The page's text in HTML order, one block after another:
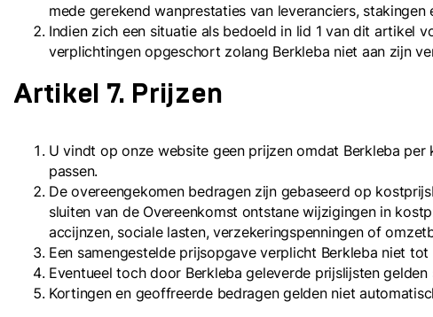
mede gerekend wanprestaties van leveranciers,
Indien zich een situatie als bedoeld in lid 1 van dit artikel
verplichtingen opgeschort zolang Berkleba niet aan zijn
Artikel 7. Prijzen
U vindt op onze website geen prijzen omdat Berkleba
passen.
De overeengekomen bedragen zijn gebaseerd op
sluiten van de Overeenkomst ontstane wijzigingen in
accijnzen, sociale lasten, verzekeringspenningen of
Een samengestelde prijsopgave verplicht Berkleba niet
Eventueel toch door Berkleba geleverde prijslijsten
Kortingen en geoffreerde bedragen gelden niet